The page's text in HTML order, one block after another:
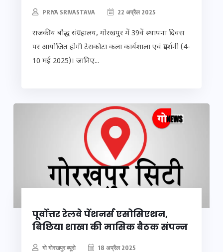
PRIYA SRIVASTAVA 22 अप्रैल 2025
राजकीय बौद्ध संग्रहालय, गोरखपुर में 39वें स्थापना दिवस
पर आयोजित होगी टेराकोटा कला कार्यशाला एवं प्रदर्शनी (4-
10 मई 2025)। जानिए...
पूर्वोत्तर रेलवे पेंशनर्स एसोसिएशन,
बिछिया शाखा की मासिक बैठक संपन्न
गो गोरखपुर ब्यूरो 18 अप्रैल 2025